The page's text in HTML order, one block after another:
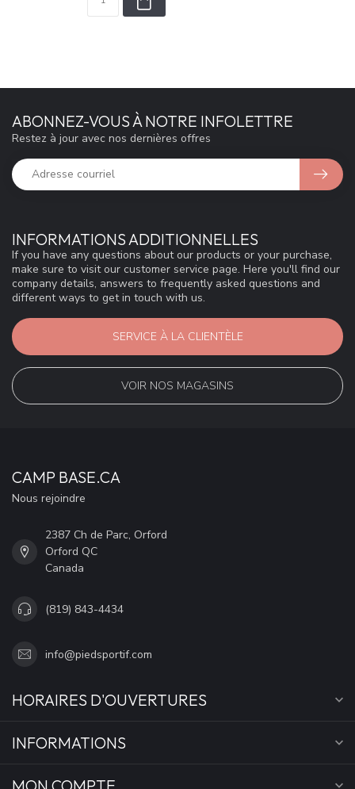
INFORMATIONS ADDITIONNELLES
If you have any questions about our products or your purchase,
make sure to visit our customer service page. Here you'll find our
company details, answers to frequently asked questions and
different ways to get in touch with us.
SERVICE À LA CLIENTÈLE
VOIR NOS MAGASINS
ABONNEZ-VOUS À NOTRE INFOLETTRE
Restez à jour avec nos dernières offres
CAMP BASE.CA
Nous rejoindre
2387 Ch de Parc, Orford
Orford QC
Canada
(819) 843-4434
info@piedsportif.com
HORAIRES D'OUVERTURES
INFORMATIONS